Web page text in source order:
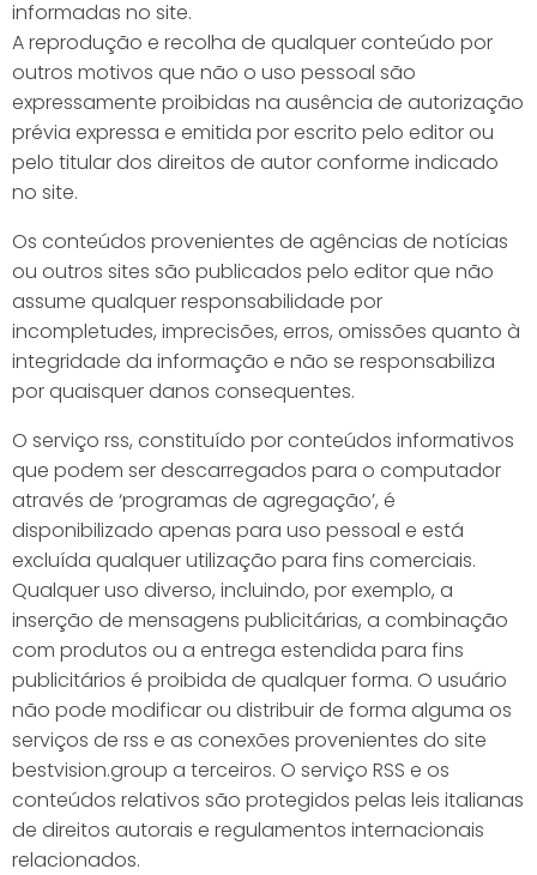
informadas no site.
A reprodução e recolha de qualquer conteúdo por
outros motivos que não o uso pessoal são
expressamente proibidas na ausência de autorização
prévia expressa e emitida por escrito pelo editor ou
pelo titular dos direitos de autor conforme indicado
no site.
Os conteúdos provenientes de agências de notícias
ou outros sites são publicados pelo editor que não
assume qualquer responsabilidade por
incompletudes, imprecisões, erros, omissões quanto à
integridade da informação e não se responsabiliza
por quaisquer danos consequentes.
O serviço rss, constituído por conteúdos informativos
que podem ser descarregados para o computador
através de ‘programas de agregação’, é
disponibilizado apenas para uso pessoal e está
excluída qualquer utilização para fins comerciais.
Qualquer uso diverso, incluindo, por exemplo, a
inserção de mensagens publicitárias, a combinação
com produtos ou a entrega estendida para fins
publicitários é proibida de qualquer forma. O usuário
não pode modificar ou distribuir de forma alguma os
serviços de rss e as conexões provenientes do site
bestvision.group a terceiros. O serviço RSS e os
conteúdos relativos são protegidos pelas leis italianas
de direitos autorais e regulamentos internacionais
relacionados.